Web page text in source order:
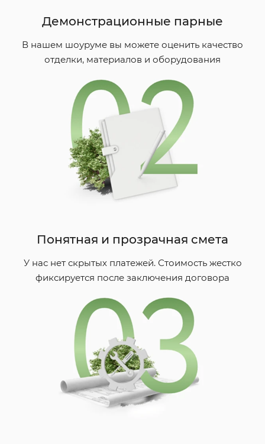
Демонстрационные парные
В нашем шоуруме вы можете оценить качество
отделки, материалов и оборудования
Понятная и прозрачная смета
У нас нет скрытых платежей. Стоимость жестко
фиксируется после заключения договора